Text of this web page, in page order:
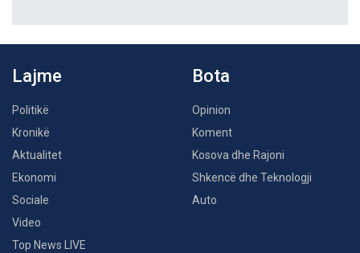
Lajme
Politikë
Kronikë
Aktualitet
Ekonomi
Sociale
Video
Top News LIVE
Bota
Opinion
Koment
Kosova dhe Rajoni
Shkencë dhe Teknologji
Auto